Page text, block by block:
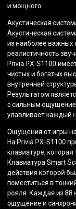
и мощного.
Акустическая
Акустическая
из наиболее
реалистичность
Privia PX-S1100
чистых и богатых
внутренней
Результатом
с сильным
улавливает каждый
Ощущения от игры
На Privia PX-S1100
клавиатуре,
Клавиатура Smart
действия которой
поместиться в
рояля. Каждая из 88
ощущение и